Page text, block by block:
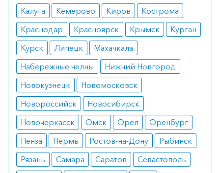
Вы можете заказать препарат с доставкой в
аптеку-партнёра в вашем городе. Для этого Вы
можете оформить бронирование на сайте или
заказать по телефону8 800 301 52 86(бесплатно
с любого телефона по РФ)
Калуга
Кемерово Киров
Кострома
Краснодар
Красноярск Крымск
Курган
Курск
Липецк
Махачкала
Набережные челны
Нижний Новгород
Новокузнецк
Новомосковск
Новороссийск
Новосибирск
Новочеркасск
Омск Орел
Оренбург
Пенза
Пермь Ростов-на-Дону
Рыбинск
Рязань
Самара Саратов
Севастополь